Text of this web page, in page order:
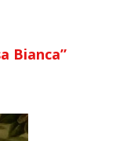
Bianca”